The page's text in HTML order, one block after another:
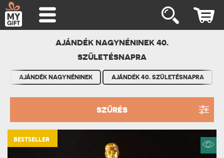
AJÁNDÉK NAGYNÉNINEK 40.
SZÜLETÉSNAPRA
AJÁNDÉK NAGYNÉNINEK AJÁNDÉK 40. SZÜLETÉSNAPRA
SZŰRÉS
BESTSELLER